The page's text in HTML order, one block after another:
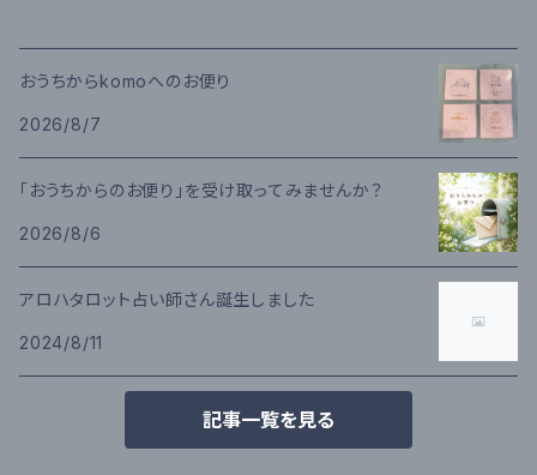
おうちからkomoへのお便り
2026/8/7
「おうちからのお便り」を受け取ってみませんか？
2026/8/6
アロハタロット占い師さん誕生しました
2024/8/11
記事一覧を見る